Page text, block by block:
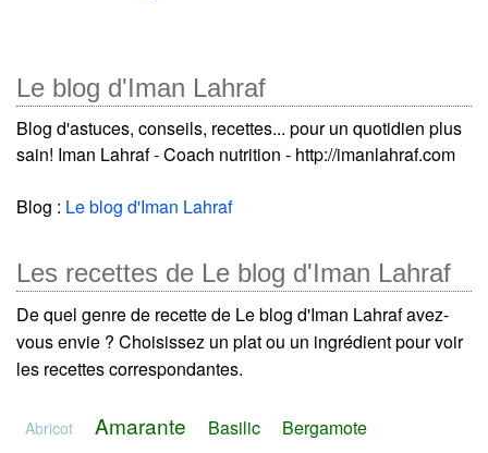
Le blog d'Iman Lahraf
Blog d'astuces, conseils, recettes... pour un quotidien plus
sain! Iman Lahraf - Coach nutrition - http://imanlahraf.com
Blog : Le blog d'Iman Lahraf
Les recettes de Le blog d'Iman Lahraf
De quel genre de recette de Le blog d'Iman Lahraf avez-
vous envie ? Choisissez un plat ou un ingrédient pour voir
les recettes correspondantes.
Abricot Amarante Basilic Bergamote